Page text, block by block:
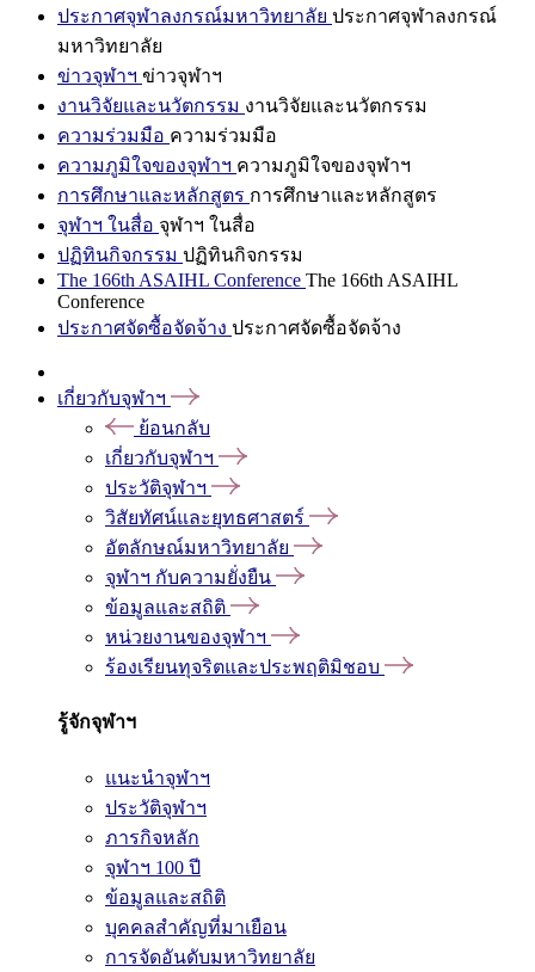
ประกาศจุฬาลงกรณ์มหาวิทยาลัย ประกาศจุฬาลงกรณ์
มหาวิทยาลัย
ข่าวจุฬาฯ ข่าวจุฬาฯ
งานวิจัยและนวัตกรรม งานวิจัยและนวัตกรรม
ความร่วมมือ ความร่วมมือ
ความภูมิใจของจุฬาฯ ความภูมิใจของจุฬาฯ
การศึกษาและหลักสูตร การศึกษาและหลักสูตร
จุฬาฯ ในสื่อ จุฬาฯ ในสื่อ
ปฏิทินกิจกรรม ปฏิทินกิจกรรม
The 166th ASAIHL Conference The 166th ASAIHL
Conference
ประกาศจัดซื้อจัดจ้าง ประกาศจัดซื้อจัดจ้าง
เกี่ยวกับจุฬาฯ
ย้อนกลับ
เกี่ยวกับจุฬาฯ
ประวัติจุฬาฯ
วิสัยทัศน์และยุทธศาสตร์
อัตลักษณ์มหาวิทยาลัย
จุฬาฯ กับความยั่งยืน
ข้อมูลและสถิติ
หน่วยงานของจุฬาฯ
ร้องเรียนทุจริตและประพฤติมิชอบ
รู้จักจุฬาฯ
แนะนำจุฬาฯ
ประวัติจุฬาฯ
ภารกิจหลัก
จุฬาฯ 100 ปี
ข้อมูลและสถิติ
บุคคลสำคัญที่มาเยือน
การจัดอันดับมหาวิทยาลัย